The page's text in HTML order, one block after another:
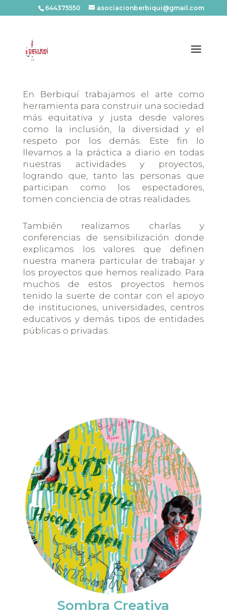
644375550 asociacionberbiqui@gmail.com
En Berbiquí trabajamos el arte como
herramienta para construir una sociedad
más equitativa y justa desde valores
como la inclusión, la diversidad y el
respeto por los demás. Este fin lo
llevamos a la práctica a diario en todas
nuestras actividades y proyectos,
logrando que, tanto las personas que
participan como los espectadores,
tomen conciencia de otras realidades.
También realizamos charlas y
conferencias de sensibilización donde
explicamos los valores que definen
nuestra manera particular de trabajar y
los proyectos que hemos realizado. Para
muchos de estos proyectos hemos
tenido la suerte de contar con el apoyo
de instituciones, universidades, centros
educativos y demás tipos de entidades
públicas o privadas.
Sombra Creativa